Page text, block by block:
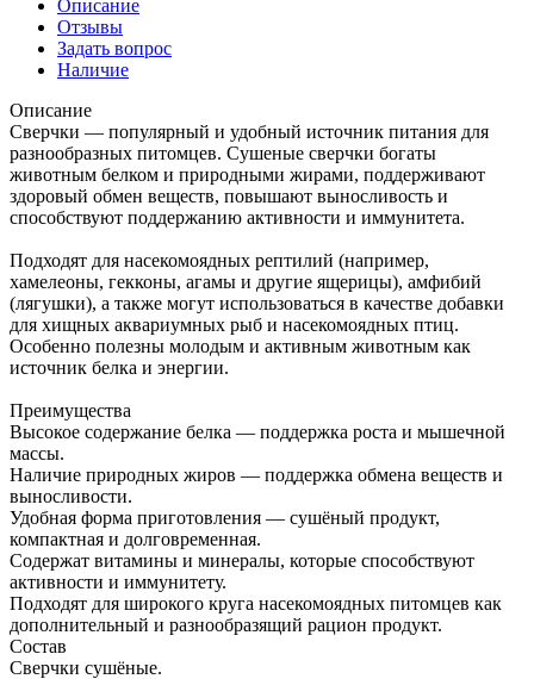
Описание
Отзывы
Задать вопрос
Наличие
Описание
Сверчки — популярный и удобный источник питания для
разнообразных питомцев. Сушеные сверчки богаты
животным белком и природными жирами, поддерживают
здоровый обмен веществ, повышают выносливость и
способствуют поддержанию активности и иммунитета.
Подходят для насекомоядных рептилий (например,
хамелеоны, гекконы, агамы и другие ящерицы), амфибий
(лягушки), а также могут использоваться в качестве добавки
для хищных аквариумных рыб и насекомоядных птиц.
Особенно полезны молодым и активным животным как
источник белка и энергии.
Преимущества
Высокое содержание белка — поддержка роста и мышечной
массы.
Наличие природных жиров — поддержка обмена веществ и
выносливости.
Удобная форма приготовления — сушёный продукт,
компактная и долговременная.
Содержат витамины и минералы, которые способствуют
активности и иммунитету.
Подходят для широкого круга насекомоядных питомцев как
дополнительный и разнообразящий рацион продукт.
Состав
Сверчки сушёные.